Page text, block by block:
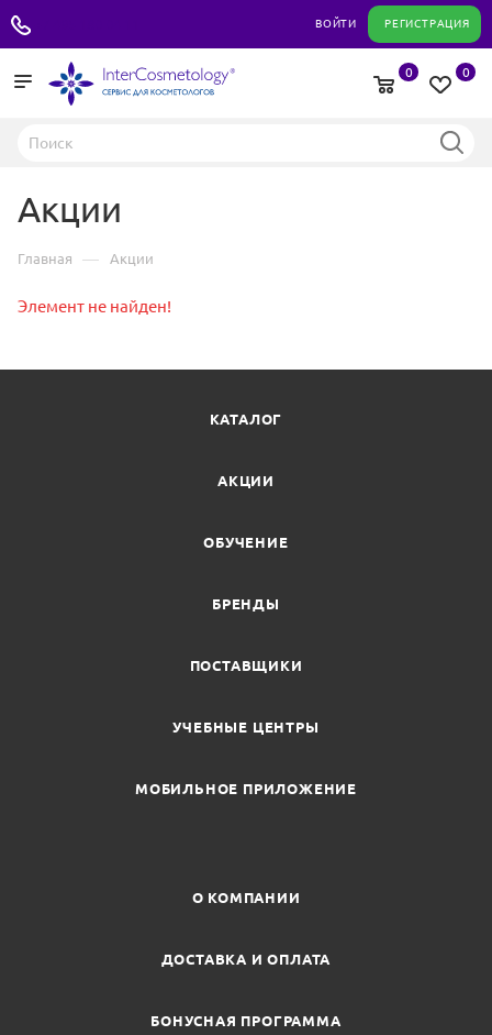
ВОЙТИ РЕГИСТРАЦИЯ
0
0
Акции
Главная — Акции
Элемент не найден!
КАТАЛОГ
АКЦИИ
ОБУЧЕНИЕ
БРЕНДЫ
ПОСТАВЩИКИ
УЧЕБНЫЕ ЦЕНТРЫ
МОБИЛЬНОЕ ПРИЛОЖЕНИЕ
О КОМПАНИИ
ДОСТАВКА И ОПЛАТА
БОНУСНАЯ ПРОГРАММА